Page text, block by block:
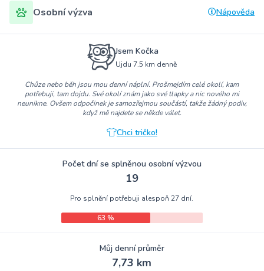
Osobní výzva Nápověda
Jsem Kočka
Ujdu 7.5 km denně
Chůze nebo běh jsou mou denní náplní. Prošmejdím celé okolí, kam
potřebuji, tam dojdu. Své okolí znám jako své tlapky a nic nového mi
neunikne. Ovšem odpočinek je samozřejmou součástí, takže žádný podiv,
když mě najdete se někde válet.
Chci tričko!
Počet dní se splněnou osobní výzvou
19
Pro splnění potřebuji alespoň 27 dní.
63 %
Můj denní průměr
7,73 km